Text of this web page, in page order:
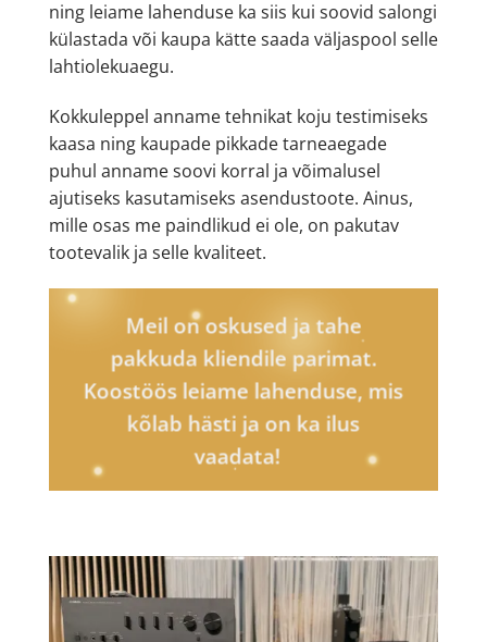
ning leiame lahenduse ka siis kui soovid salongi
külastada või kaupa kätte saada väljaspool selle
lahtiolekuaegu.
Kokkuleppel anname tehnikat koju testimiseks
kaasa ning kaupade pikkade tarneaegade
puhul anname soovi korral ja võimalusel
ajutiseks kasutamiseks asendustoote. Ainus,
mille osas me paindlikud ei ole, on pakutav
tootevalik ja selle kvaliteet.
Meil on oskused ja tahe
pakkuda kliendile parimat.
Koostöös leiame lahenduse, mis
kõlab hästi ja on ka ilus
vaadata!